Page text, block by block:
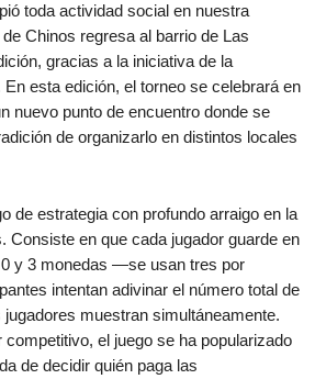
toda actividad social en nuestra
Chinos regresa al barrio de Las
gracias a la iniciativa de la
esta edición, el torneo se celebrará en
nuevo punto de encuentro donde se
de organizarlo en distintos locales
de estrategia con profundo arraigo en la
Consiste en que cada jugador guarde en
y 3 monedas —se usan tres por
intentan adivinar el número total de
muestran simultáneamente.
el juego se ha popularizado
de decidir quién paga las